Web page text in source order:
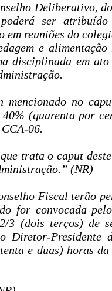
Deliberativo,
ser
reuniões do
e alimentação
disciplinada em
mencionado no
(quarenta por
06.
trata o caput
(NR)
Fiscal terão
for convocada
3 (dois terços) de
Diretor-Presidente
e duas) horas